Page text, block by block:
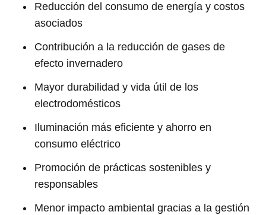
Reducción del consumo de energía y costos
asociados
Contribución a la reducción de gases de
efecto invernadero
Mayor durabilidad y vida útil de los
electrodomésticos
Iluminación más eficiente y ahorro en
consumo eléctrico
Promoción de prácticas sostenibles y
responsables
Menor impacto ambiental gracias a la gestión